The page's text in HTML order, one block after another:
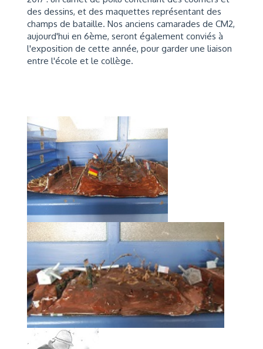
des dessins, et des maquettes représentant des
champs de bataille. Nos anciens camarades de CM2,
aujourd'hui en 6ème, seront également conviés à
l'exposition de cette année, pour garder une liaison
entre l'école et le collège.